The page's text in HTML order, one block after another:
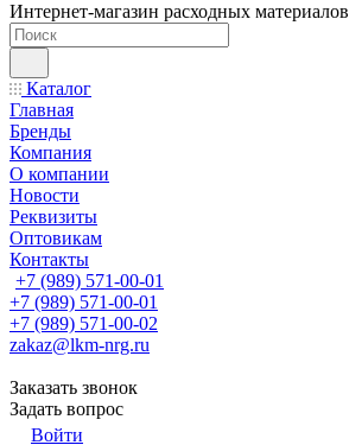
Интернет-магазин расходных материалов
Каталог
Главная
Бренды
Компания
О компании
Новости
Реквизиты
Оптовикам
Контакты
+7 (989) 571-00-01
+7 (989) 571-00-01
+7 (989) 571-00-02
zakaz@lkm-nrg.ru
Заказать звонок
Задать вопрос
Войти